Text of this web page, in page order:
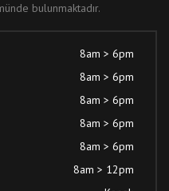
bulunmaktadır.
8am > 6pm
8am > 6pm
8am > 6pm
8am > 6pm
8am > 6pm
8am > 12pm